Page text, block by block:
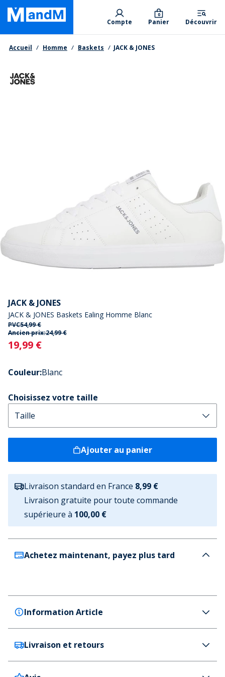
Skip
main
content
Primary departments
Compte Panier
0
Découvrir
Fil d'Ariane
Accueil Homme Baskets JACK & JONES
JACK & JONES
JACK & JONES Baskets Ealing Homme Blanc
PVC54,99 €
Ancien prix:24,99 €
Current
19,99 €
Couleur:Blanc
Choisissez votre taille
Ajouter au panier
Livraison standard en France 8,99 €
Livraison gratuite pour toute commande
supérieure à 100,00 €
Achetez maintenant, payez plus tard
Information Article
JACK & JONES
JACK & JONES Baskets Ealing Homme Blanc
Couleur
Livraison et retours